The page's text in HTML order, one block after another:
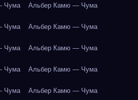
Чума Альбер Камю — Чума
Чума Альбер Камю — Чума
Чума Альбер Камю — Чума
Чума Альбер Камю — Чума
Чума Альбер Камю — Чума